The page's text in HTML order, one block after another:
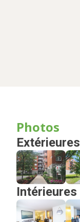
Photos
Extérieures
Intérieures